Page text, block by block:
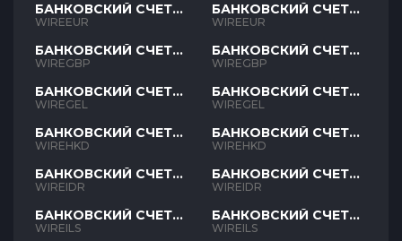
БАНКОВСКИЙ СЧЕТ
EUR
WIREEUR
БАНКОВСКИЙ СЧЕТ
GBP
WIREGBP
БАНКОВСКИЙ СЧЕТ
GEL
WIREGEL
БАНКОВСКИЙ СЧЕТ
HKD
WIREHKD
БАНКОВСКИЙ СЧЕТ
IDR
WIREIDR
БАНКОВСКИЙ СЧЕТ
ILS
WIREILS
БАНКОВСКИЙ СЧЕТ
EUR
WIREEUR
БАНКОВСКИЙ СЧЕТ
GBP
WIREGBP
БАНКОВСКИЙ СЧЕТ
GEL
WIREGEL
БАНКОВСКИЙ СЧЕТ
HKD
WIREHKD
БАНКОВСКИЙ СЧЕТ
IDR
WIREIDR
БАНКОВСКИЙ СЧЕТ
ILS
WIREILS